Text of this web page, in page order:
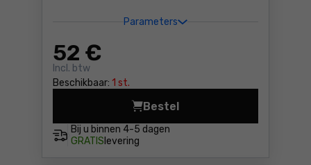
Parameters
52 €
Incl. btw
Beschikbaar: 1 st.
Bij u binnen 4-5 dagen
GRATIS levering
Bestel
HSS-CO-BOORCASSETTE,